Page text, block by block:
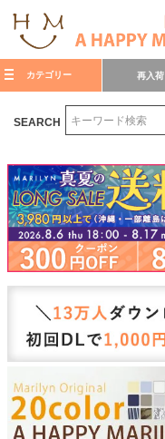
カテゴリー 再入荷
SEARCH